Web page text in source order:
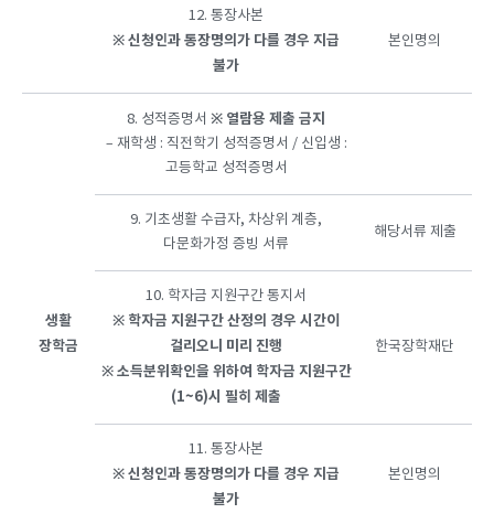
12. 통장사본
※신청인과통장명의가 다를 경우 지급
불가
본인명의
생활
장학금
8. 성적증명서 ※ 열람용 제출 금지
– 재학생 : 직전학기 성적증명서 / 신입생 :
고등학교 성적증명서
9. 기초생활 수급자, 차상위 계층,
다문화가정 증빙 서류
해당서류 제출
10. 학자금 지원구간 통지서
※ 학자금 지원구간산정의 경우 시간이
걸리오니 미리 진행
※소득분위확인을 위하여 학자금 지원구간
(1~6)시 필히 제출
한국장학재단
11. 통장사본
※신청인과통장명의가 다를 경우 지급
불가
본인명의